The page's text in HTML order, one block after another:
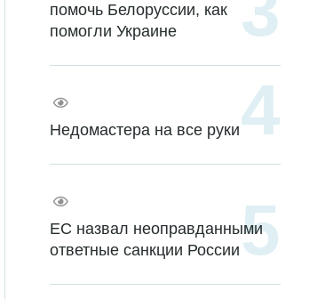
помочь Белоруссии, как
помогли Украине
Недомастера на все руки
ЕС назвал неоправданными
ответные санкции России